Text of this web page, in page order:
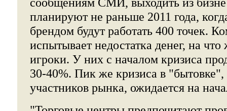
планируют не раньше 2011 года,
брендом будут работать 400 точек.
испытывает недостатка денег, на
игроки. У них с началом кризиса
30-40%. Пик же кризиса в
участников рынка, ожидается на